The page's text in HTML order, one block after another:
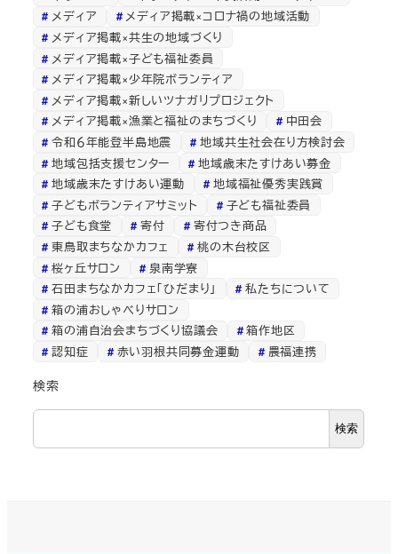
メディア
メディア掲載×コロナ禍の地域活動
メディア掲載×共生の地域づくり
メディア掲載×子ども福祉委員
メディア掲載×少年院ボランティア
メディア掲載×新しいツナガリプロジェクト
メディア掲載×漁業と福祉のまちづくり
中田会
令和６年能登半島地震
地域共生社会在り方検討会
地域包括支援センター
地域歳末たすけあい募金
地域歳末たすけあい運動
地域福祉優秀実践賞
子どもボランティアサミット
子ども福祉委員
子ども食堂
寄付
寄付つき商品
東鳥取まちなかカフェ
桃の木台校区
桜ヶ丘サロン
泉南学寮
石田まちなかカフェ「ひだまり」
私たちについて
箱の浦おしゃべりサロン
箱の浦自治会まちづくり協議会
箱作地区
認知症
赤い羽根共同募金運動 農福連携
検索
検索